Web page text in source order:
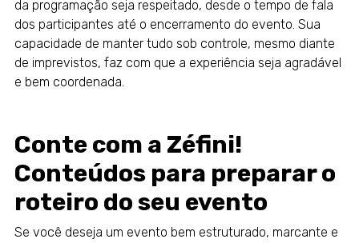
da programação seja respeitado, desde o tempo de fala
dos participantes até o encerramento do evento. Sua
capacidade de manter tudo sob controle, mesmo diante
de imprevistos, faz com que a experiência seja agradável
e bem coordenada.
Conte com a Zéfini!
Conteúdos para preparar o
roteiro do seu evento
Se você deseja um evento bem estruturado, marcante e